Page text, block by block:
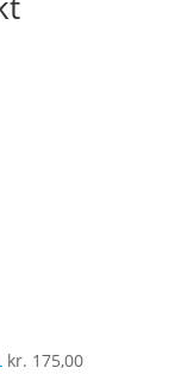
kr. 175,00